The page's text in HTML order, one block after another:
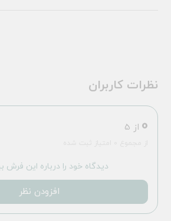
نظرات کاربران
0 از 5
دیدگاه خود را درباره این فرش
افزودن نظر